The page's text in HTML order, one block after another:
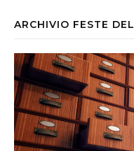
ARCHIVIO FESTE